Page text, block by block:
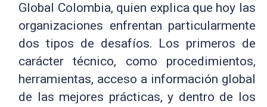
Global Colombia, quien explica que hoy las
organizaciones enfrentan particularmente
dos tipos de desafíos. Los primeros de
carácter técnico, como procedimientos,
herramientas, acceso a información global
de las mejores prácticas, y dentro de los